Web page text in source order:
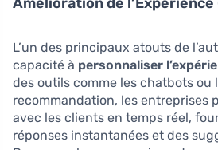
L’un des principaux atouts de
capacité à personnaliser
des outils comme les chatbots ou
recommandation, les entreprises
avec les clients en temps réel,
réponses instantanées et des